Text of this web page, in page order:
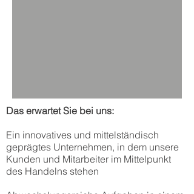
Das erwartet Sie bei uns:
Ein innovatives und mittelständisch
geprägtes Unternehmen, in dem unsere
Kunden und Mitarbeiter im Mittelpunkt
des Handelns stehen